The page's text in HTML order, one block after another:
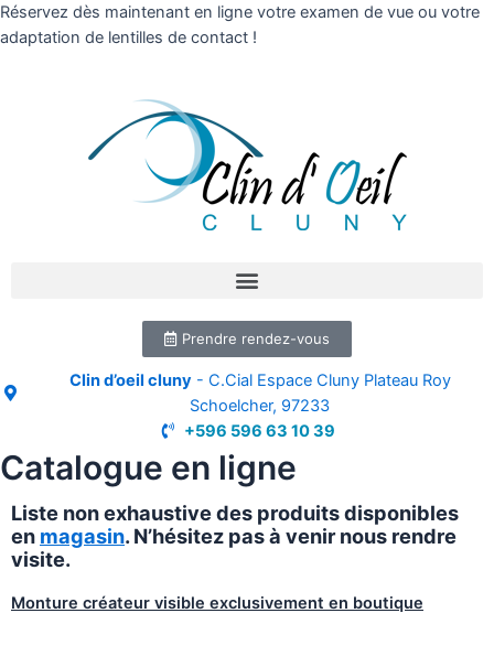
Réservez dès maintenant en ligne votre examen de vue ou votre
adaptation de lentilles de contact !
Prendre rendez-vous
Clin d’oeil cluny- C.Cial Espace Cluny Plateau Roy
Schoelcher, 97233
+596 596 63 10 39
Catalogue en ligne
Liste non exhaustive des produits disponibles
en magasin. N’hésitez pas à venir nous rendre
visite.
Monture créateur visible exclusivement en boutique